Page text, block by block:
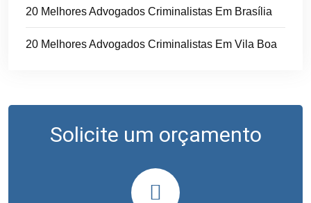
20 Melhores Advogados Criminalistas Em Brasília
20 Melhores Advogados Criminalistas Em Vila Boa
Solicite um orçamento